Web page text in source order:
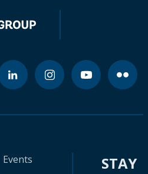
Events
STAY